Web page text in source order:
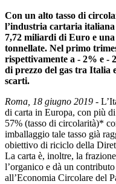
Con un alto tasso di
l’industria cartaria
7,72 miliardi di Euro e
tonnellate. Nel primo
rispettivamente a - 2% e -
di prezzo del gas tra Italia
scarti.
Roma, 18 giugno 2019 -
di carta in Europa, con più
57% (tasso di circolarità)*
imballaggio tale tasso già
obiettivo di riciclo della
La carta è, inoltre, la
l’organico e dà un
all’Economia Circolare del